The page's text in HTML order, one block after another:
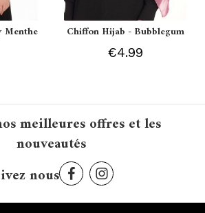
Menthe Chiffon Hijab - Bubblegum
€4.99
meilleures offres et les
nouveautés
nous